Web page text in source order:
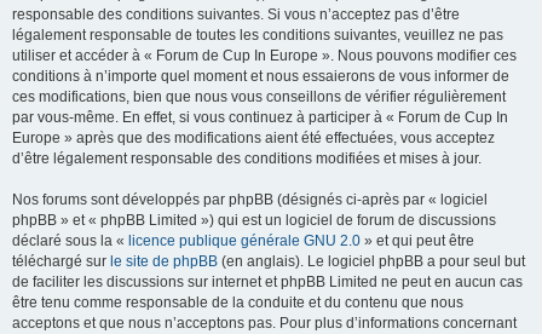
responsable des conditions suivantes. Si vous n’acceptez pas d’être
légalement responsable de toutes les conditions suivantes, veuillez ne pas
utiliser et accéder à « Forum de Cup In Europe ». Nous pouvons modifier ces
conditions à n’importe quel moment et nous essaierons de vous informer de
ces modifications, bien que nous vous conseillons de vérifier régulièrement
par vous-même. En effet, si vous continuez à participer à « Forum de Cup In
Europe » après que des modifications aient été effectuées, vous acceptez
d’être légalement responsable des conditions modifiées et mises à jour.
Nos forums sont développés par phpBB (désignés ci-après par « logiciel
phpBB » et « phpBB Limited ») qui est un logiciel de forum de discussions
déclaré sous la « licence publique générale GNU 2.0 » et qui peut être
téléchargé sur le site de phpBB (en anglais). Le logiciel phpBB a pour seul but
de faciliter les discussions sur internet et phpBB Limited ne peut en aucun cas
être tenu comme responsable de la conduite et du contenu que nous
acceptons et que nous n’acceptons pas. Pour plus d’informations concernant